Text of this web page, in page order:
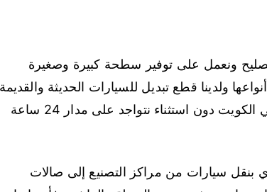
ونعمل على توفير سطحة كبيرة وصغيرة
ولدينا قطع تبديل للسيارات الحديثة
ونعمل على تأمين ونش نقل سيارات لكافة المناطق في الكويت دون استثناء نتواجد على مدار 24 ساعة
سيارات من مراكز التصنيع إلى صالات